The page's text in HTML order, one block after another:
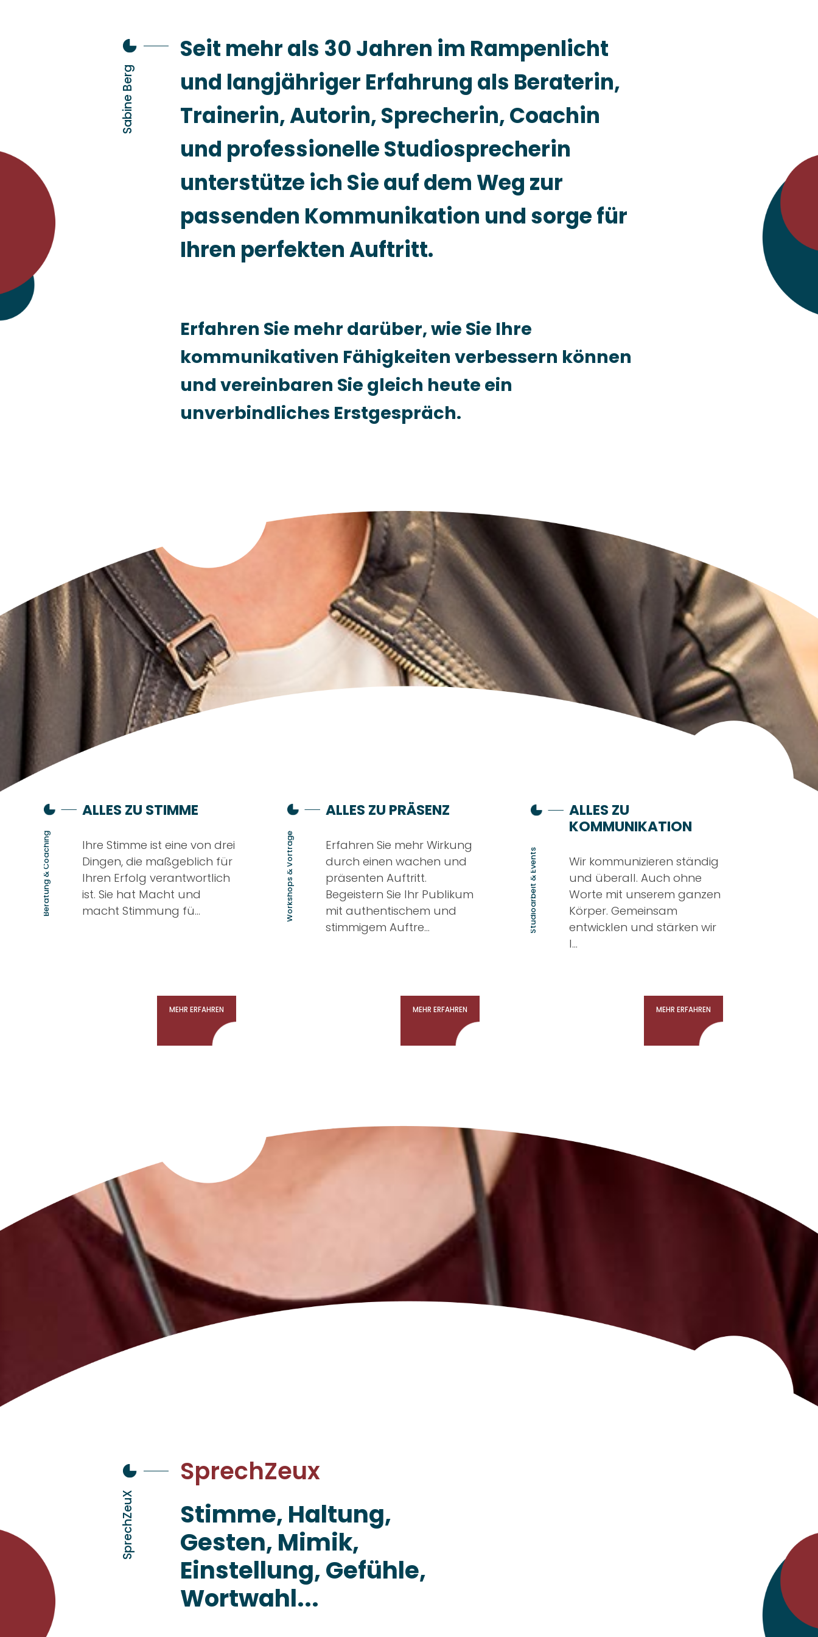
Sabine Berg
Seit mehr als 30 Jahren im Rampenlicht
und langjähriger Erfahrung als Beraterin,
Trainerin, Autorin, Sprecherin, Coachin
und professionelle Studiosprecherin
unterstütze ich Sie auf dem Weg zur
passenden Kommunikation und sorge für
Ihren perfekten Auftritt.
Erfahren Sie mehr darüber, wie Sie Ihre
kommunikativen Fähigkeiten verbessern können
und vereinbaren Sie gleich heute ein
unverbindliches Erstgespräch.
ALLES ZU STIMME
Beratung & Coaching
Ihre Stimme ist eine von drei
Dingen, die maßgeblich für
Ihren Erfolg verantwortlich
ist. Sie hat Macht und
macht Stimmung fü...
MEHR ERFAHREN
ALLES ZU PRÄSENZ
Workshops & Vorträge
Erfahren Sie mehr Wirkung
durch einen wachen und
präsenten Auftritt.
Begeistern Sie Ihr Publikum
mit authentischem und
stimmigem Auftre...
MEHR ERFAHREN
ALLES ZU
KOMMUNIKATION
Studioarbeit & Events
Wir kommunizieren ständig
und überall. Auch ohne
Worte mit unserem ganzen
Körper. Gemeinsam
entwicklen und stärken wir
I...
MEHR ERFAHREN
SprechZeuX
SprechZeux
Stimme, Haltung,
Gesten, Mimik,
Einstellung, Gefühle,
Wortwahl...